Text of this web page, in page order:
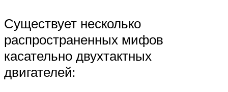
Существует несколько
распространенных мифов
касательно двухтактных
двигателей: